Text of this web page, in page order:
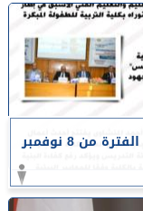
أبرز أخبار جامعة أسيوط خلال أسبوع في الفترة من 8 نوفمبر